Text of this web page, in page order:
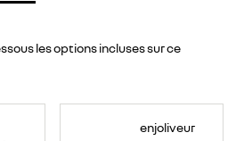
les options incluses sur ce
enjoliveur